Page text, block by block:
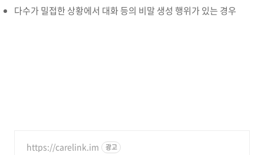
다수가 밀접한 상황에서 대화 등의 비말 생성 행위가 있는 경우
https://carelink.im 광고